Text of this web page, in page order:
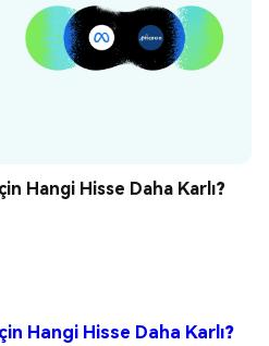
Hangi Hisse Daha Karlı?
Hangi Hisse Daha Karlı?